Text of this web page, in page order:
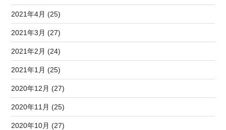
2021年4月 (25)
2021年3月 (27)
2021年2月 (24)
2021年1月 (25)
2020年12月 (27)
2020年11月 (25)
2020年10月 (27)